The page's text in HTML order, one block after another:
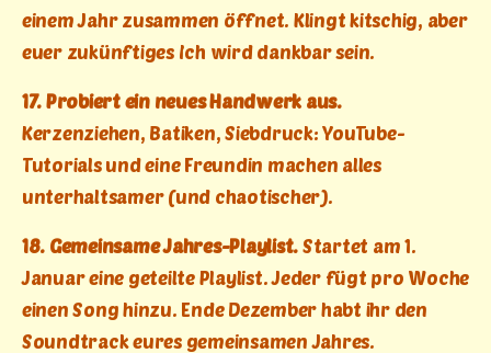
einem Jahr zusammen öffnet. Klingt kitschig, aber
euer zukünftiges Ich wird dankbar sein.
17. Probiert ein neues Handwerk aus.
Kerzenziehen, Batiken, Siebdruck: YouTube-
Tutorials und eine Freundin machen alles
unterhaltsamer (und chaotischer).
18. Gemeinsame Jahres-Playlist. Startet am 1.
Januar eine geteilte Playlist. Jeder fügt pro Woche
einen Song hinzu. Ende Dezember habt ihr den
Soundtrack eures gemeinsamen Jahres.